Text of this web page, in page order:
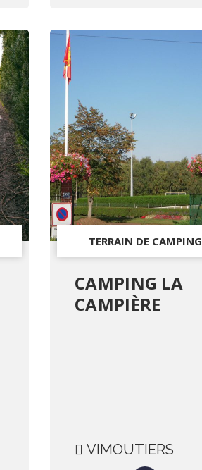
TERRAIN DE CAMPING
CAMPING LA
CAMPIÈRE
VIMOUTIERS